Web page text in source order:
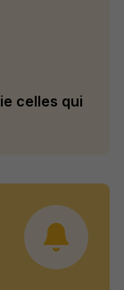
celles qui